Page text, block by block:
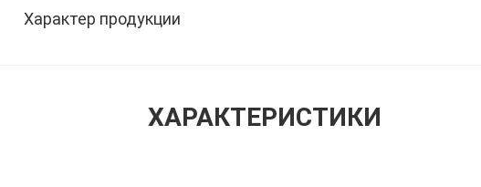
Характер продукции
ХАРАКТЕРИСТИКИ